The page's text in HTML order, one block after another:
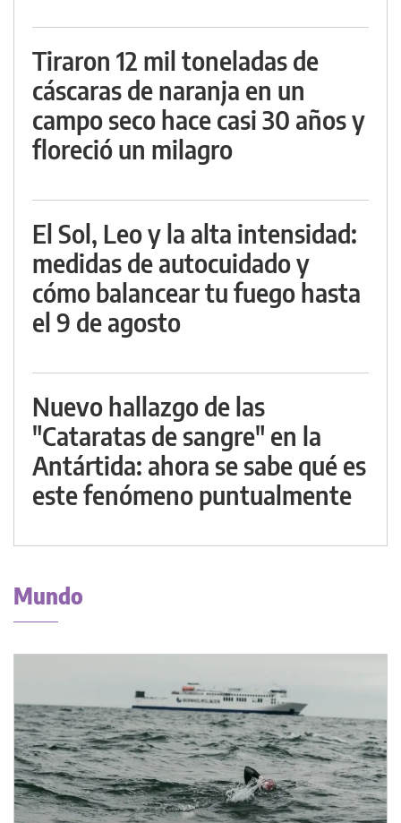
Tiraron 12 mil toneladas de
cáscaras de naranja en un
campo seco hace casi 30 años y
floreció un milagro
El Sol, Leo y la alta intensidad:
medidas de autocuidado y
cómo balancear tu fuego hasta
el 9 de agosto
Nuevo hallazgo de las
"Cataratas de sangre" en la
Antártida: ahora se sabe qué es
este fenómeno puntualmente
Mundo